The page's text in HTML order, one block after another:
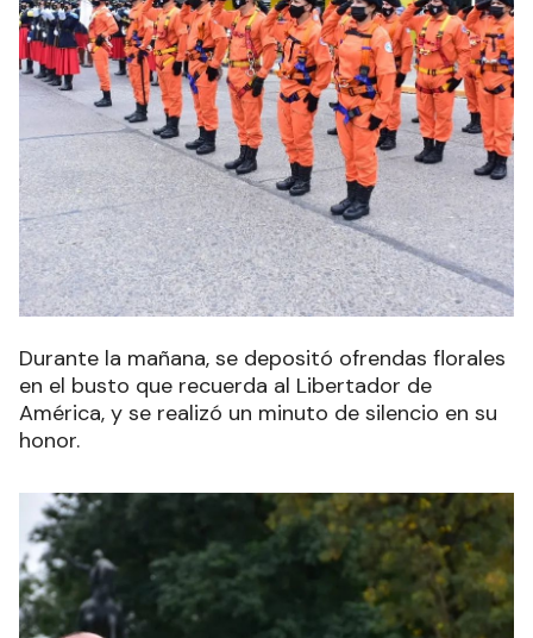
Durante la mañana, se depositó ofrendas florales
en el busto que recuerda al Libertador de
América, y se realizó un minuto de silencio en su
honor.